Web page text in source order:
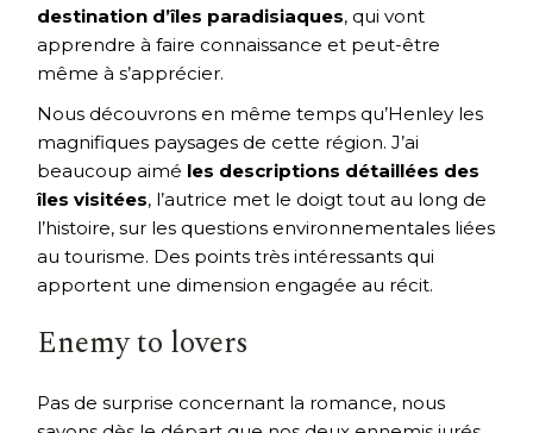
destination d’îles paradisiaques, qui vont
apprendre à faire connaissance et peut-être
même à s’apprécier.
Nous découvrons en même temps qu’Henley les
magnifiques paysages de cette région. J’ai
beaucoup aimé les descriptions détaillées des
îles visitées, l’autrice met le doigt tout au long de
l’histoire, sur les questions environnementales liées
au tourisme. Des points très intéressants qui
apportent une dimension engagée au récit.
Enemy to lovers
Pas de surprise concernant la romance, nous